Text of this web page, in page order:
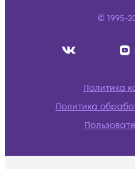
© 1995-
Политика
Политика